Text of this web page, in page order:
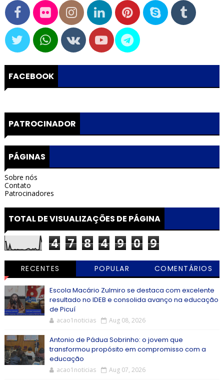
FACEBOOK
PATROCINADOR
PÁGINAS
Sobre nós
Contato
Patrocinadores
TOTAL DE VISUALIZAÇÕES DE PÁGINA
4 7 8 4 9 0 9
RECENTES POPULAR COMENTÁRIOS
Escola Macário Zulmiro se destaca com excelente
resultado no IDEB e consolida avanço na educação
de Picuí
acao1noticias Aug 08, 2026
Antonio de Pádua Sobrinho: o jovem que
transformou propósito em compromisso com a
educação
acao1noticias Aug 07, 2026